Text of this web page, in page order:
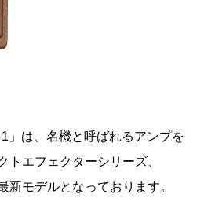
」は、名機と呼ばれるアンプを
トエフェクターシリーズ、
新モデルとなっております。